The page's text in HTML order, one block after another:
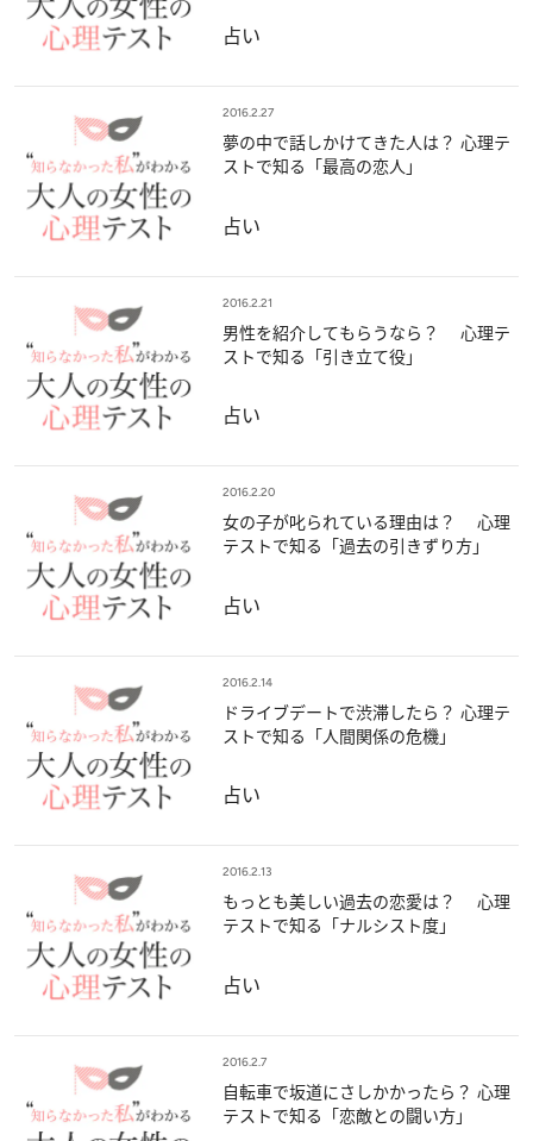
占い
2016.2.27
夢の中で話しかけてきた人は？ 心理テ
ストで知る「最高の恋人」
占い
2016.2.21
男性を紹介してもらうなら？ 心理テ
ストで知る「引き立て役」
占い
2016.2.20
女の子が叱られている理由は？ 心理
テストで知る「過去の引きずり方」
占い
2016.2.14
ドライブデートで渋滞したら？ 心理テ
ストで知る「人間関係の危機」
占い
2016.2.13
もっとも美しい過去の恋愛は？ 心理
テストで知る「ナルシスト度」
占い
2016.2.7
自転車で坂道にさしかかったら？ 心理
テストで知る「恋敵との闘い方」